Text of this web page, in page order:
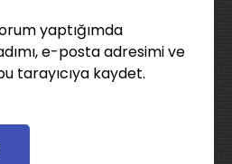
yaptığımda
e-posta adresimi ve
tarayıcıya kaydet.